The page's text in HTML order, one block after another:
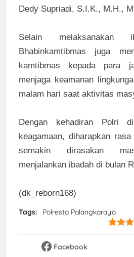
Dedy Supriadi, S.I.K., M.H.,
Selain melaksanakan
Bhabinkamtibmas juga
kamtibmas kepada para
menjaga keamanan
malam hari saat aktivitas
Dengan kehadiran Polri
keagamaan, diharapkan
semakin dirasakan
menjalankan ibadah di bulan
(dk_reborn168)
Tags:
Polresta Palangkaraya
Facebook